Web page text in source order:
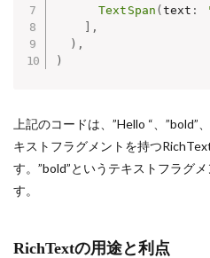
TextSpan (text :
,
) ,
)
上記のコードは、”Hello “、”bold”
キストフラグメントを持つ
す。”bold”というテキストフラグ
す。
RichTextの用途と利点